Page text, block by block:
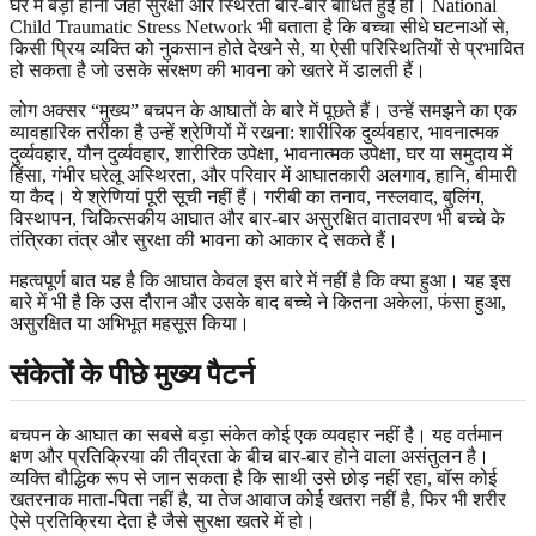
घर में बड़ा होना जहां सुरक्षा और स्थिरता बार-बार बाधित हुई हो। National
Child Traumatic Stress Network भी बताता है कि बच्चा सीधे घटनाओं से,
किसी प्रिय व्यक्ति को नुकसान होते देखने से, या ऐसी परिस्थितियों से प्रभावित
हो सकता है जो उसके संरक्षण की भावना को खतरे में डालती हैं।
लोग अक्सर “मुख्य” बचपन के आघातों के बारे में पूछते हैं। उन्हें समझने का एक
व्यावहारिक तरीका है उन्हें श्रेणियों में रखना: शारीरिक दुर्व्यवहार, भावनात्मक
दुर्व्यवहार, यौन दुर्व्यवहार, शारीरिक उपेक्षा, भावनात्मक उपेक्षा, घर या समुदाय में
हिंसा, गंभीर घरेलू अस्थिरता, और परिवार में आघातकारी अलगाव, हानि, बीमारी
या कैद। ये श्रेणियां पूरी सूची नहीं हैं। गरीबी का तनाव, नस्लवाद, बुलिंग,
विस्थापन, चिकित्सकीय आघात और बार-बार असुरक्षित वातावरण भी बच्चे के
तंत्रिका तंत्र और सुरक्षा की भावना को आकार दे सकते हैं।
महत्वपूर्ण बात यह है कि आघात केवल इस बारे में नहीं है कि क्या हुआ। यह इस
बारे में भी है कि उस दौरान और उसके बाद बच्चे ने कितना अकेला, फंसा हुआ,
असुरक्षित या अभिभूत महसूस किया।
संकेतों के पीछे मुख्य पैटर्न
बचपन के आघात का सबसे बड़ा संकेत कोई एक व्यवहार नहीं है। यह वर्तमान
क्षण और प्रतिक्रिया की तीव्रता के बीच बार-बार होने वाला असंतुलन है।
व्यक्ति बौद्धिक रूप से जान सकता है कि साथी उसे छोड़ नहीं रहा, बॉस कोई
खतरनाक माता-पिता नहीं है, या तेज आवाज कोई खतरा नहीं है, फिर भी शरीर
ऐसे प्रतिक्रिया देता है जैसे सुरक्षा खतरे में हो।